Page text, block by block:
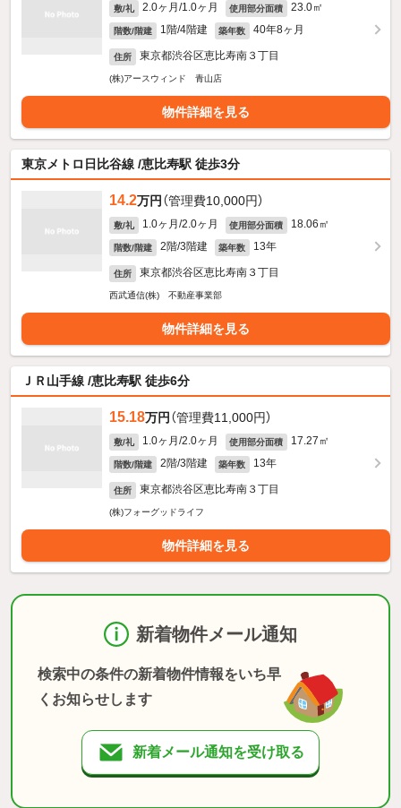
敷/礼 2.0ヶ月/1.0ヶ月 使用部分面積 23.0㎡
階数/階建 1階/4階建 築年数 40年8ヶ月
住所 東京都渋谷区恵比寿南３丁目
(株)アースウィンド 青山店
物件詳細を見る
東京メトロ日比谷線 /恵比寿駅 徒歩3分
14.2万円 （管理費10,000円）
敷/礼 1.0ヶ月/2.0ヶ月 使用部分面積 18.06㎡
階数/階建 2階/3階建 築年数 13年
住所 東京都渋谷区恵比寿南３丁目
西武通信(株) 不動産事業部
物件詳細を見る
ＪＲ山手線 /恵比寿駅 徒歩6分
15.18万円 （管理費11,000円）
敷/礼 1.0ヶ月/2.0ヶ月 使用部分面積 17.27㎡
階数/階建 2階/3階建 築年数 13年
住所 東京都渋谷区恵比寿南３丁目
(株)フォーグッドライフ
物件詳細を見る
新着物件メール通知
検索中の条件の新着物件情報をいち早
くお知らせします
新着メール通知を受け取る